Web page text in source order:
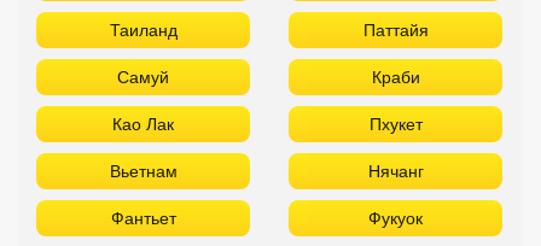
Таиланд Паттайя
Самуй Краби
Као Лак Пхукет
Вьетнам Нячанг
Фантьет Фукуок